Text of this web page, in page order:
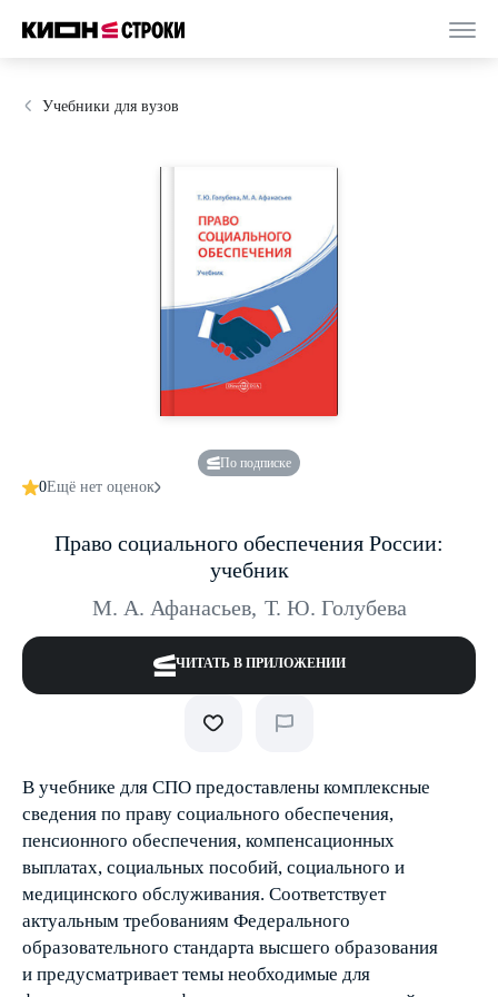
Учебники для вузов
По подписке
0Ещё нет оценок
Право социального обеспечения России:
учебник
М. А. Афанасьев, Т. Ю. Голубева
ЧИТАТЬ В ПРИЛОЖЕНИИ
В учебнике для СПО предоставлены комплексные
сведения по праву социального обеспечения,
пенсионного обеспечения, компенсационных
выплатах, социальных пособий, социального и
медицинского обслуживания. Соответствует
актуальным требованиям Федерального
образовательного стандарта высшего образования
и предусматривает темы необходимые для